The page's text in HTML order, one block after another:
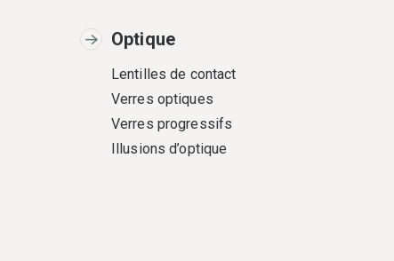
Optique
Lentilles de contact
Verres optiques
Verres progressifs
Illusions d’optique